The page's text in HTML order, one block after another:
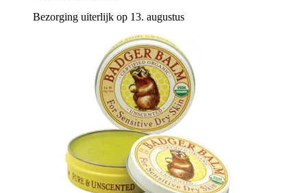
Bezorging uiterlijk op 13. augustus